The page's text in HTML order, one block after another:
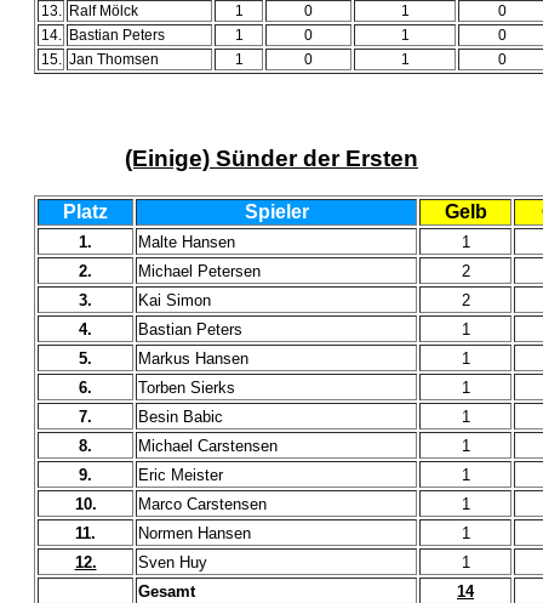
13.
Ralf Mölck 1 0 1
0
14.
Bastian Peters 1 0 1
0
15. Jan Thomsen 1 0 1 0
(Einige) Sünder der Ersten
Platz Spieler Gelb
1. Malte Hansen
1
2.
Michael Petersen
2
3.
Kai Simon
2
4.
Bastian Peters
1
5.
Markus Hansen
1
6.
Torben Sierks
1
7.
Besin Babic
1
8.
Michael Carstensen
1
9.
Eric Meister
1
10.
Marco Carstensen
1
11.
Normen Hansen
1
12.
Sven Huy
1
Gesamt
14